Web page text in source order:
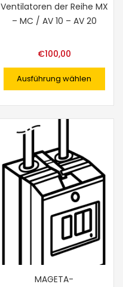
Ventilatoren der Reihe MX
– MC / AV 10 – AV 20
€100,00
Ausführung wählen
MAGETA-